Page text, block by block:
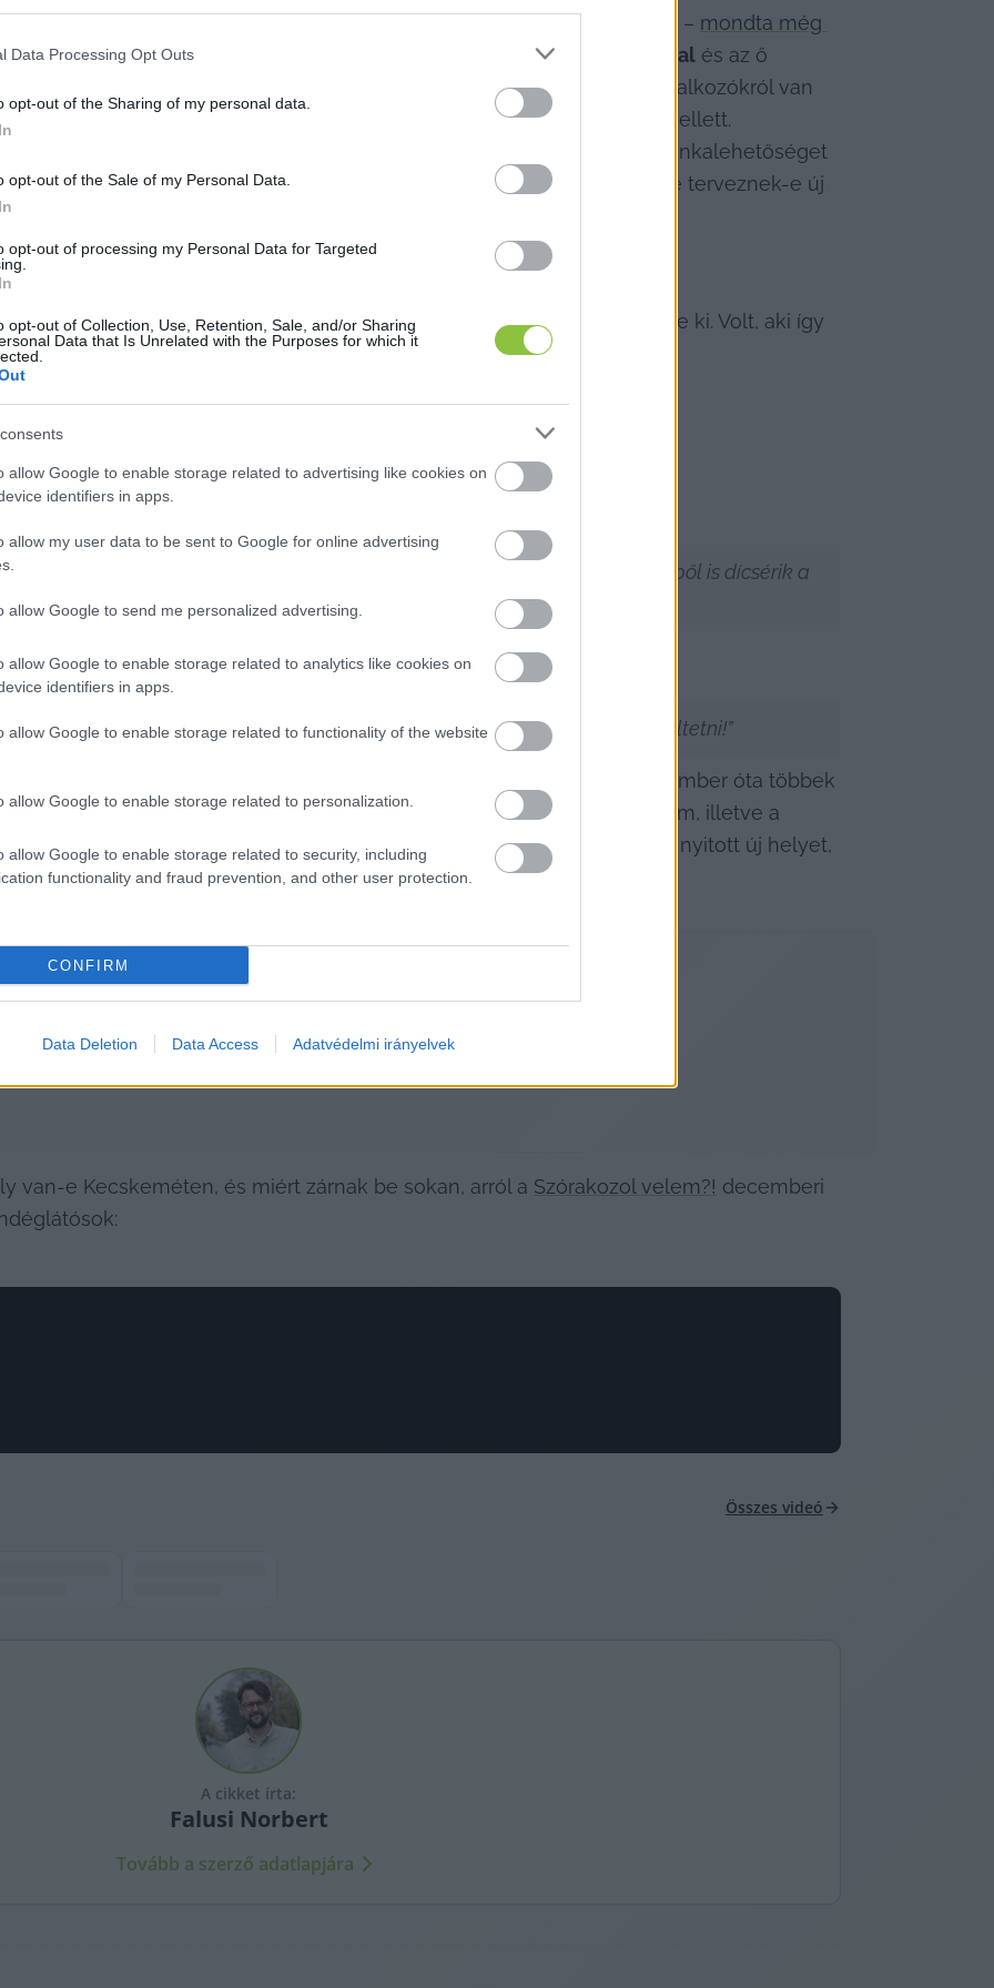
Data Processing Opt Outs
opt-out of the Sharing of my personal data.
opt-out of the Sale of my Personal Data.
opt-out of processing my Personal Data for Targeted
opt-out of Collection, Use, Retention, Sale, and/or Sharing
Data that Is Unrelated with the Purposes for which it
allow Google to enable storage related to advertising like cookies on
identifiers in apps.
allow my user data to be sent to Google for online advertising
allow Google to send me personalized advertising.
allow Google to enable storage related to analytics like cookies on
identifiers in apps.
allow Google to enable storage related to functionality of the website
allow Google to enable storage related to personalization.
allow Google to enable storage related to security, including
functionality and fraud prevention, and other user protection.
CONFIRM
Data Deletion Data Access Adatvédelmi irányelvek
mert a munka nagy részét mi végezzük, a vendégek velünk találkoznak – mondta még
Malagurski-Máté Klaudiával , valamint barátjával, Szabó Dáviddal és az ő
a halászcsárdát. A hír ezért még inkább drámaibb, hiszen helyi vállalkozókról van
indoklást arra vonatkozóan, miért döntöttek a végleges bezárás mellett.
munkatársat kerestek, hirdetésükben akkor stabil, hosszú távú munkalehetőséget
egyelőre szintén nincs információ, hogy mi lesz az épület sorsa, illetve terveznek-e új
kap.
több száz reakció érkezett, a hozzászólók többsége sajnálatát fejezte ki. Volt, aki így
helye, minden karácsonykor innen van a vacsora. Még Békés megyéből is dícsérik a
egy Kecskemét méretű város nem képes egy HALÁSZCSÁRDÁT üzemeltetni!”
vendéglátóhely is a bezárás mellett döntött. Tavaly szeptember óta többek
Étterem & Bisztró, a Labirintus Pizzéria, az Itália Pizzéria és Étterem, illetve a
emlékeztet
a megyei lap
. A Rozmaring helyén végül a Csalánosi Csárda nyitott új helyet,
és nem régen egy újabb kávézóval bővült a Kéttemplom köz.
HIRDETÉS
van-e Kecskeméten, és miért zárnak be sokan, arról a Szórakozol velem?! decemberi
Összes videó
A cikket írta:
Falusi Norbert
Tovább a szerző adatlapjára